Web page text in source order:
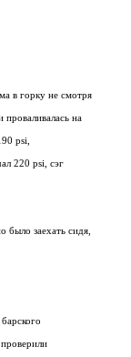
в горку не смотря
на
psi,
220 psi, сэг
заехать сидя,